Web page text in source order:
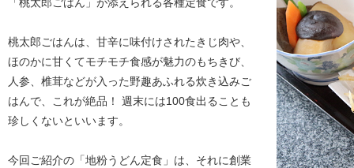
桃太郎ごはんは、甘辛に味付けされたきじ肉や、
ほのかに甘くてモチモチ食感が魅力のもちきび、
人参、椎茸などが入った野趣あふれる炊き込みご
はんで、これが絶品！ 週末には100食出ることも
珍しくないといいます。
今回ご紹介の「地粉うどん定食」は、それに創業